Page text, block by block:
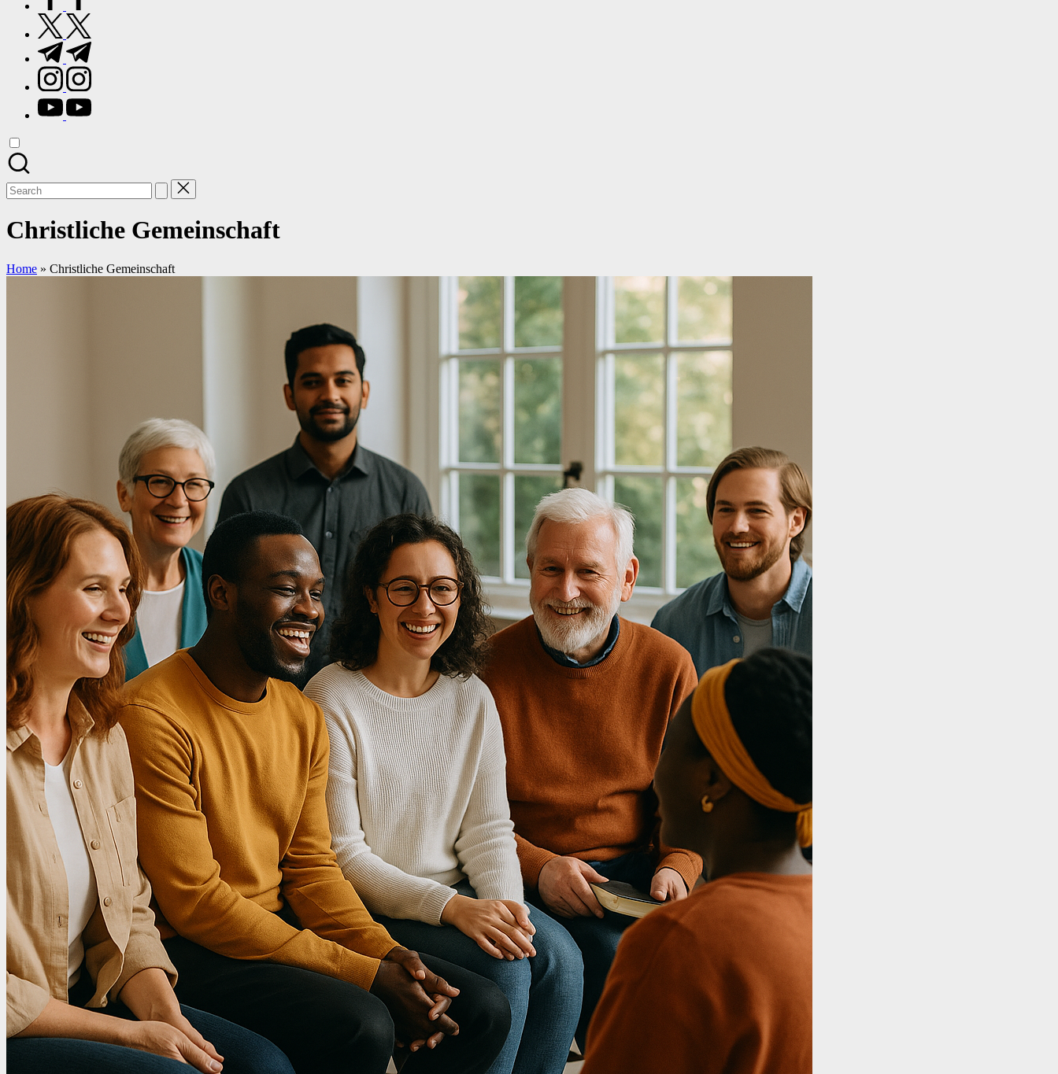
twitter.com
t.me
instagram.com
youtube.com
Search
for:
Christliche Gemeinschaft
Home » Christliche Gemeinschaft